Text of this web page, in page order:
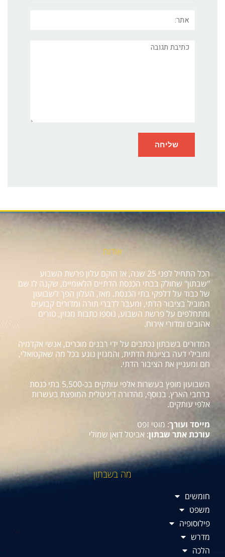
תגובה
אודות
הכל התחיל לפני 25 שנה, אז הוקם עלון פרשת השבוע
"שבתון" שחולק בבתי הכנסת הדתיים הלאומיים, שקנה לו שם
של כבוד על דלפקי בתי הכנסת. מאז, העלון הפך לשבועון
המוביל בציבור הדתי, ומעבר לדברי תורה ומדורים קבועים
ומתחלפים על פרשת השבוע, נוספו כתבות מגזין, טורים
אהובים ומדורי אירוח.
המדורים בשבתון נכתבים על ידי רבנים מוכרים, אנשי אקדמיה
ומובילי דעה בציונות הדתית, והמגזין נוגע בכל מה שאקטואלי,
חם ומעניין את הציבור הדתי.
השבועון מופץ בעשרות אלפי עותקים בכ-5,500 בתי כנסת
ברחבי הארץ. בנוסף, מהדורה דיגיטלית המופצת בעשרות
אלפי עותקים.
מייסד ועורך: מוטי זפט
עורכת אתר שבתון: אביטל דואן שמולי
מה בשבתון
חומשים
משפט
פילוסופיה
מדרש
הלכה